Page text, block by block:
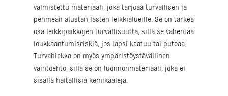
valmistettu materiaali, joka tarjoaa turvallisen ja
pehmeän alustan lasten leikkialueille. Se on tärkeä
osa leikkipaikkojen turvallisuutta, sillä se vähentää
loukkaantumisriskiä, jos lapsi kaatuu tai putoaa.
Turvahiekka on myös ympäristöystävällinen
vaihtoehto, sillä se on luonnonmateriaali, joka ei
sisällä haitallisia kemikaaleja.